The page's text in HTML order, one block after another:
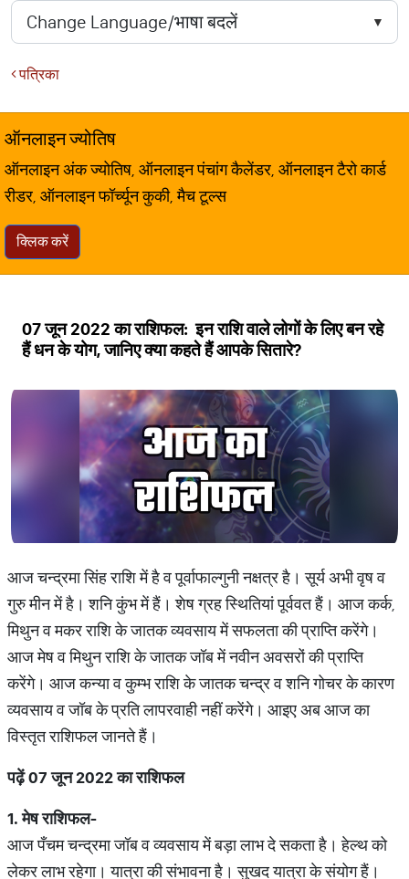
पत्रिका
ऑनलाइन ज्योतिष
ऑनलाइन अंक ज्योतिष, ऑनलाइन पंचांग कैलेंडर, ऑनलाइन टैरो कार्ड
रीडर, ऑनलाइन फॉर्च्यून कुकी, मैच टूल्स
क्लिक करें
07 जून 2022 का राशिफल: इन राशि वाले लोगों के लिए बन रहे
हैं धन के योग, जानिए क्या कहते हैं आपके सितारे?
आज चन्द्रमा सिंह राशि में है व पूर्वाफाल्गुनी नक्षत्र है। सूर्य अभी वृष व
गुरु मीन में है। शनि कुंभ में हैं। शेष ग्रह स्थितियां पूर्ववत हैं। आज कर्क,
मिथुन व मकर राशि के जातक व्यवसाय में सफलता की प्राप्ति करेंगे।
आज मेष व मिथुन राशि के जातक जॉब में नवीन अवसरों की प्राप्ति
करेंगे। आज कन्या व कुम्भ राशि के जातक चन्द्र व शनि गोचर के कारण
व्यवसाय व जॉब के प्रति लापरवाही नहीं करेंगे। आइए अब आज का
विस्तृत राशिफल जानते हैं।
पढ़ें07जून2022काराशिफल
1.मेषराशिफल-
आज पँचम चन्द्रमा जॉब व व्यवसाय में बड़ा लाभ दे सकता है। हेल्थ को
लेकर लाभ रहेगा। यात्रा की संभावना है। सुखद यात्रा के संयोग हैं।